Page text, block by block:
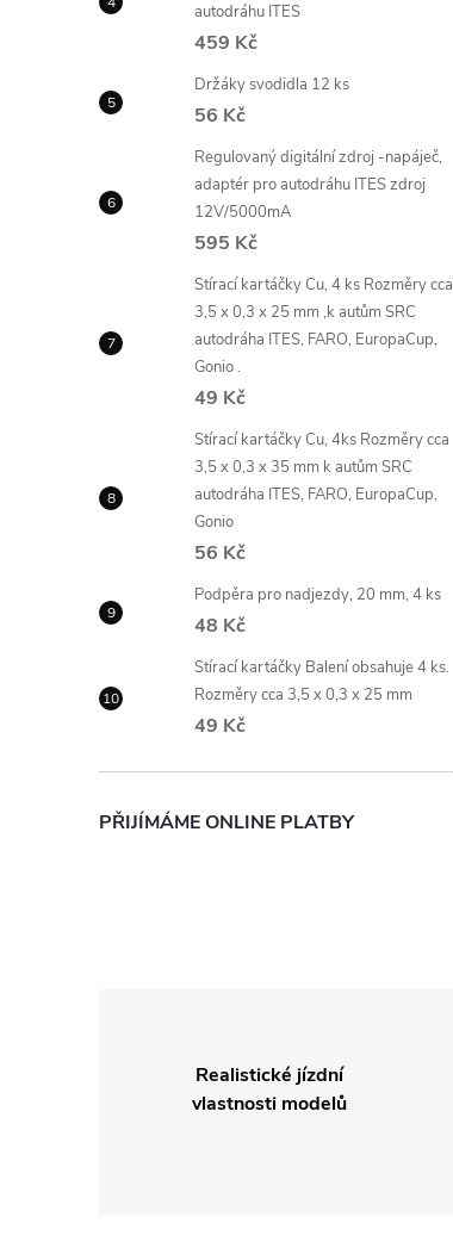
autodráhu ITES
459 Kč
Držáky svodidla 12 ks
56 Kč
Regulovaný digitální zdroj -napáječ,
adaptér pro autodráhu ITES zdroj
12V/5000mA
595 Kč
Stírací kartáčky Cu, 4 ks Rozměry cca
3,5 x 0,3 x 25 mm ,k autům SRC
autodráha ITES, FARO, EuropaCup,
Gonio .
49 Kč
Stírací kartáčky Cu, 4ks Rozměry cca
3,5 x 0,3 x 35 mm k autům SRC
autodráha ITES, FARO, EuropaCup,
Gonio
56 Kč
Podpěra pro nadjezdy, 20 mm, 4 ks
48 Kč
Stírací kartáčky Balení obsahuje 4 ks.
Rozměry cca 3,5 x 0,3 x 25 mm
49 Kč
PŘIJÍMÁME ONLINE PLATBY
Realistické jízdní
vlastnosti modelů